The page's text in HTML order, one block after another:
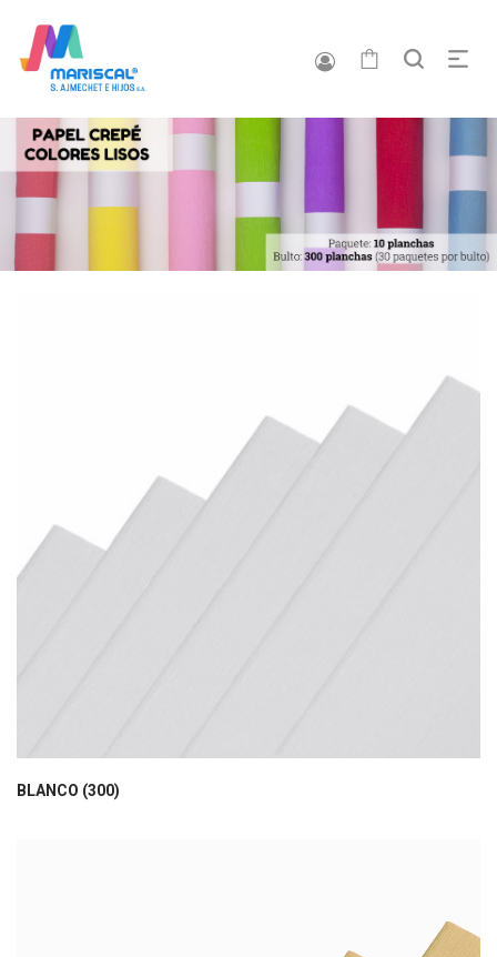
BLANCO (300)